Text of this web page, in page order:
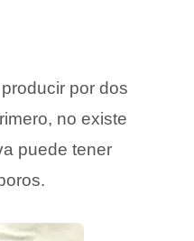
por dos
no existe
puede tener